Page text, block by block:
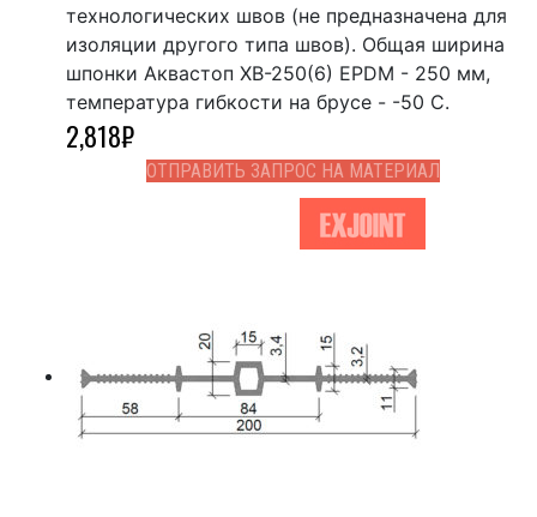
технологических швов (не предназначена для
изоляции другого типа швов). Общая ширина
шпонки Аквастоп ХВ-250(6) EPDM - 250 мм,
температура гибкости на брусе - -50 С.
2,818₽
ОТПРАВИТЬ ЗАПРОС НА МАТЕРИАЛ